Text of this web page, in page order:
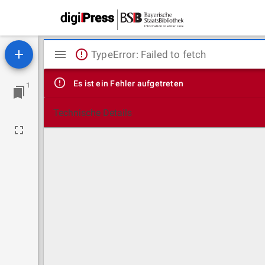
1
Mirador
Viewer
TypeError: Failed to fetch
Es ist ein Fehler aufgetreten
Technische Details